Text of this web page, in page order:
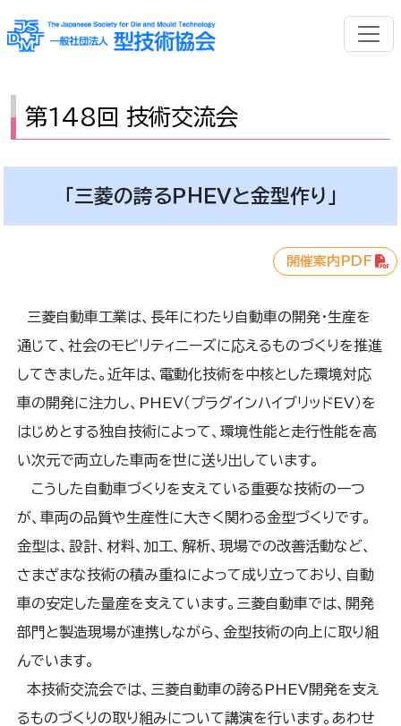
第148回 技術交流会
「三菱の誇るＰＨＥＶと金型作り」
開催案内PDF
三菱自動車工業は、長年にわたり自動車の開発・生産を
通じて、社会のモビリティニーズに応えるものづくりを推進
してきました。近年は、電動化技術を中核とした環境対応
車の開発に注力し、PHEV（プラグインハイブリッドEV）を
はじめとする独自技術によって、環境性能と走行性能を高
い次元で両立した車両を世に送り出しています。
こうした自動車づくりを支えている重要な技術の一つ
が、車両の品質や生産性に大きく関わる金型づくりです。
金型は、設計、材料、加工、解析、現場での改善活動など、
さまざまな技術の積み重ねによって成り立っており、自動
車の安定した量産を支えています。三菱自動車では、開発
部門と製造現場が連携しながら、金型技術の向上に取り組
んでいます。
本技術交流会では、三菱自動車の誇るPHEV開発を支え
るものづくりの取り組みについて講演を行います。あわせ